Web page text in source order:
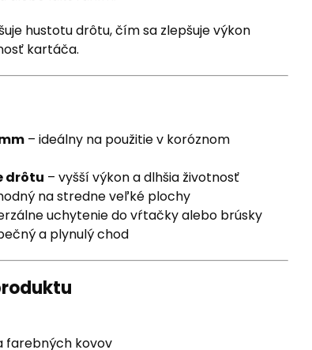
hustotu drôtu, čím sa zlepšuje výkon
kartáča.
– ideálny na použitie v koróznom
drôtu – vyšší výkon a dlhšia životnosť
na stredne veľké plochy
uchytenie do vŕtačky alebo brúsky
a plynulý chod
farebných kovov